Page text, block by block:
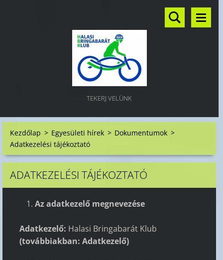
TEKERJ VELÜNK
Kezdőlap > Egyesületi hírek > Dokumentumok >
Adatkezelési tájékoztató
ADATKEZELÉSI TÁJÉKOZTATÓ
Az adatkezelő megnevezése
Adatkezelő: Halasi Bringabarát Klub
(továbbiakban: Adatkezelő)